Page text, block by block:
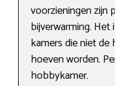
voorzieningen zijn
bijverwarming.
kamers die niet
hoeven worden.
hobbykamer.